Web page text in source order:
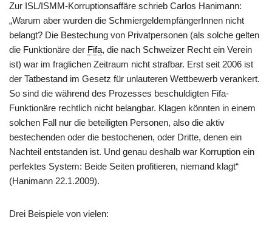
Zur ISL/ISMM-Korruptionsaffäre schrieb Carlos Hanimann:
„Warum aber wurden die SchmiergeldempfängerInnen nicht
belangt? Die Bestechung von Privatpersonen (als solche gelten
die Funktionäre der Fifa, die nach Schweizer Recht ein Verein
ist) war im fraglichen Zeitraum nicht strafbar. Erst seit 2006 ist
der Tatbestand im Gesetz für unlauteren Wettbewerb verankert.
So sind die während des Prozesses beschuldigten Fifa-
Funktionäre rechtlich nicht belangbar. Klagen könnten in einem
solchen Fall nur die beteiligten Personen, also die aktiv
bestechenden oder die bestochenen, oder Dritte, denen ein
Nachteil entstanden ist. Und genau deshalb war Korruption ein
perfektes System: Beide Seiten profitieren, niemand klagt“
(Hanimann 22.1.2009).
Drei Beispiele von vielen: